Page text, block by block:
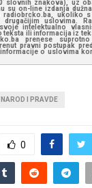
slovnih znakova), uz
su on-line izdanja
radiobrcko.ba, ukoliko
uslovima.
intelektualno
ili informacija iz
prenese
pravni postupak
o uslovima
NAROD I PRAVDE
0